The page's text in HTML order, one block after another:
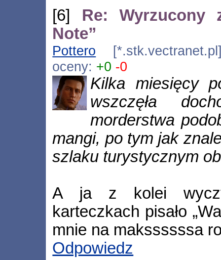
[6] Re: Wyrzucony
Note”
Pottero
oceny: +0 -0
Kilka miesięcy
wszczęła
morderstwa
mangi, po tym jak
szlaku turystycznym
A ja z kolei
karteczkach pisało
mnie na makssssssa
Odpowiedz